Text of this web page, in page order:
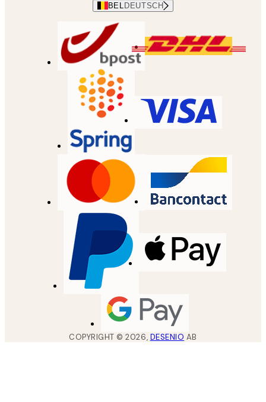
BEL DEUTSCH
COPYRIGHT ©2026, DESENIO AB